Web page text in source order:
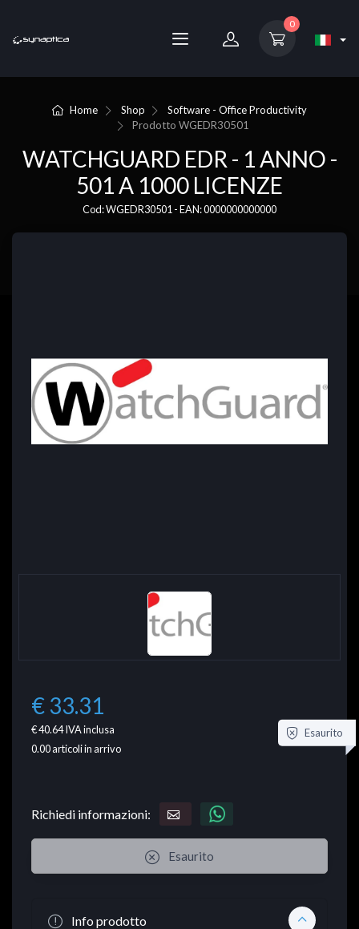
0
Home Shop
Software - Office Productivity
ProdottoWGEDR30501
WATCHGUARD EDR - 1 ANNO -
501 A 1000 LICENZE
Cod: WGEDR30501 - EAN: 0000000000000
€ 33.31
€ 40.64IVA inclusa
0.00articoli in arrivo
Esaurito
Richiedi informazioni:
Esaurito
Info prodotto